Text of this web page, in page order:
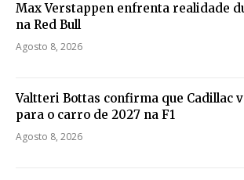
Max Verstappen enfrenta realidade
na Red Bull
Agosto 8, 2026
Valtteri Bottas confirma que Cadillac
para o carro de 2027 na F1
Agosto 8, 2026